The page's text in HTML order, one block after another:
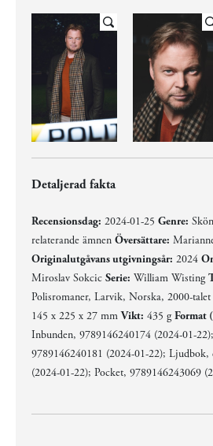
Detaljerad fakta
Recensionsdag: 2024-01-25 Genre:
relaterande ämnen Översättare:
Originalutgåvans utgivningsår: 2024
Miroslav Sokcic Serie: William Wisting
Polisromaner, Larvik, Norska, 2000-talet
145 x 225 x 27 mmVikt: 435 gFormat
Inbunden, 9789146240174 (2024-01-
9789146240181 (2024-01-22); Ljudbok,
(2024-01-22); Pocket, 9789146243069